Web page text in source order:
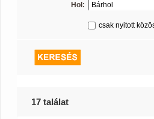
Hol:
csak nyitott
17 találat